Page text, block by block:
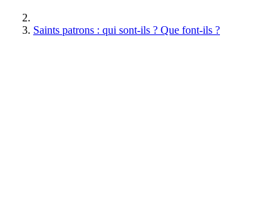
Saints patrons : qui sont-ils ? Que font-ils ?